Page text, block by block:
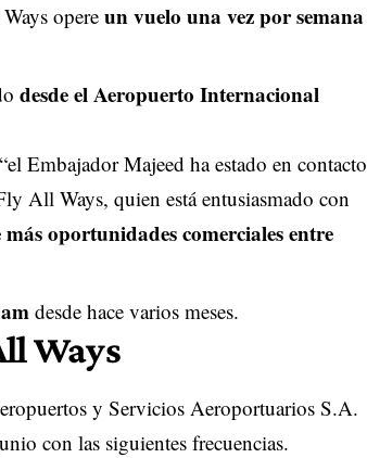
opere un vuelo una vez por semana
desde el Aeropuerto Internacional
Embajador Majeed ha estado en contacto
All Ways, quien está entusiasmado con
oportunidades comerciales entre
desde hace varios meses.
Ways
y Servicios Aeroportuarios S.A.
con las siguientes frecuencias.